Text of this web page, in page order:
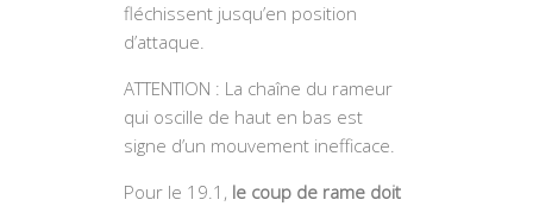
fléchissent jusqu’en position
d’attaque.
ATTENTION : La chaîne du rameur
qui oscille de haut en bas est
signe d’un mouvement inefficace.
Pour le 19.1, le coup de rame doit